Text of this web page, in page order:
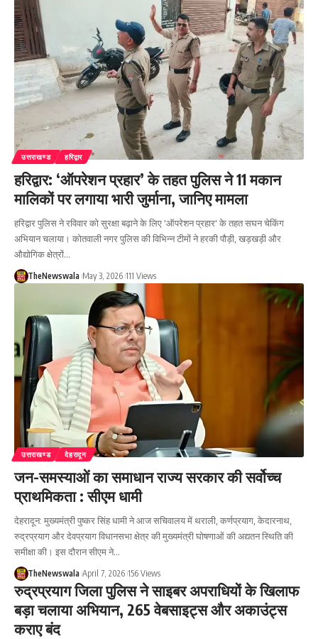
उत्तराखण्ड हरिद्वार
हरिद्वार: ‘ऑपरेशन प्रहार’ के तहत पुलिस ने 11 मकान
मालिकों पर लगाया भारी जुर्माना, जानिए मामला
हरिद्वार पुलिस ने रविवार को सुरक्षा बढ़ाने के लिए 'ऑपरेशन प्रहार' के तहत सघन चेकिंग
अभियान चलाया। कोतवाली नगर पुलिस की विभिन्न टीमों ने हरकी पौड़ी, खड़खड़ी और
औद्योगिक क्षेत्रों…
TheNewswala May 3, 2026 111 Views
उत्तराखण्ड देहरादून
जन-समस्याओं का समाधान राज्य सरकार की सर्वोच्च
प्राथमिकता : सीएम धामी
देहरादून: मुख्यमंत्री पुष्कर सिंह धामी ने आज सचिवालय में थराली, कर्णप्रयाग, केदारनाथ,
रुद्रप्रयाग और देवप्रयाग विधानसभा क्षेत्र की मुख्यमंत्री घोषणाओं की अद्यतन स्थिति की
समीक्षा की। इस दौरान सीएम ने…
TheNewswala April 7, 2026 156 Views
रुद्रप्रयाग जिला पुलिस ने साइबर अपराधियों के खिलाफ
बड़ा चलाया अभियान, 265 वेबसाइट्स और अकाउंट्स
कराए बंद